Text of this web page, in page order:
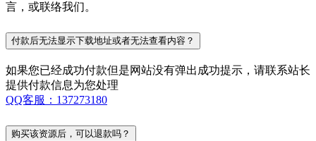
言，或联络我们。
付款后无法显示下载地址或者无法查看内容？
如果您已经成功付款但是网站没有弹出成功提示，请联系站长
提供付款信息为您处理
QQ客服：137273180
购买该资源后，可以退款吗？